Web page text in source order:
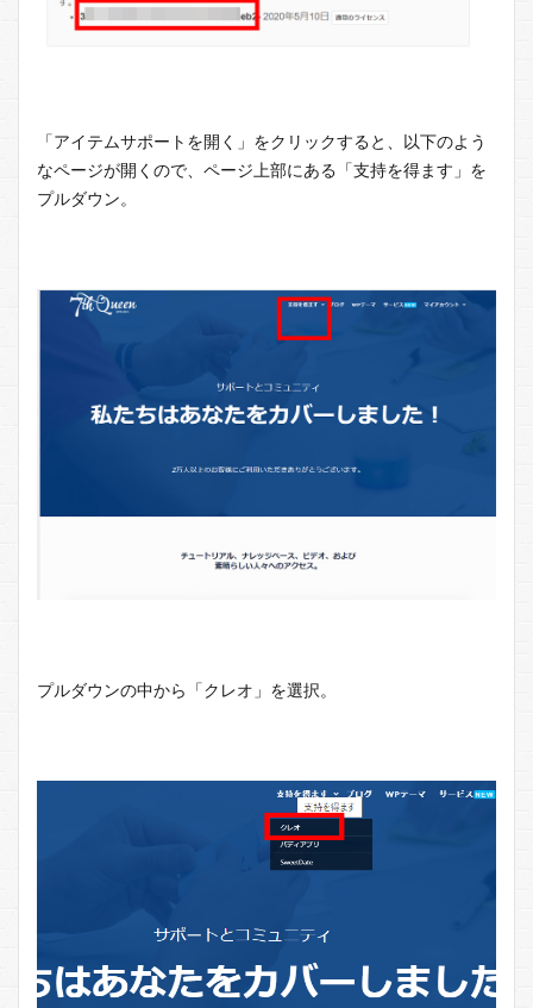
「アイテムサポートを開く」をクリックすると、以下のよう
なページが開くので、ページ上部にある「支持を得ます」を
プルダウン。
プルダウンの中から「クレオ」を選択。